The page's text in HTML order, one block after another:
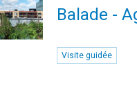
Balade -
Visite guidée